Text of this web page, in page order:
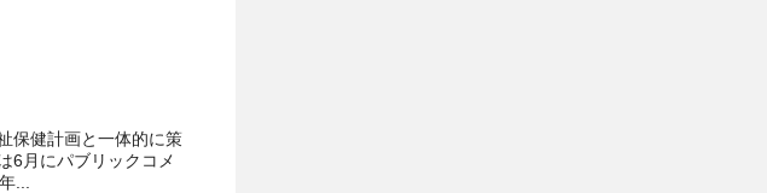
保健計画と一体的に策
6月にパブリックコメ
...